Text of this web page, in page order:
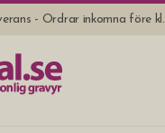
- Ordrar inkomna före